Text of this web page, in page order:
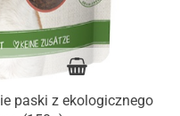
paski z ekologicznego